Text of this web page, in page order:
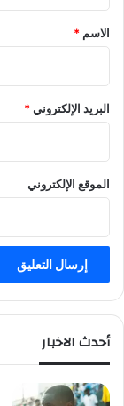
*
الاسم *
البريد الإلكتروني*
الموقع الإلكتروني
أحدث الاخبار